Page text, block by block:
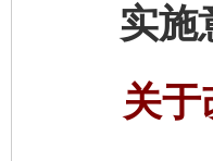
实施意
关